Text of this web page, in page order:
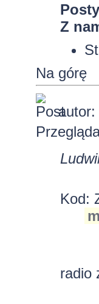
Z
Na górę
autor:
Kod:
radio